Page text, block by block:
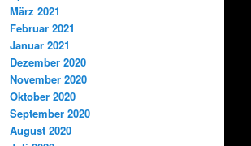
März 2021
Februar 2021
Januar 2021
Dezember 2020
November 2020
Oktober 2020
September 2020
August 2020